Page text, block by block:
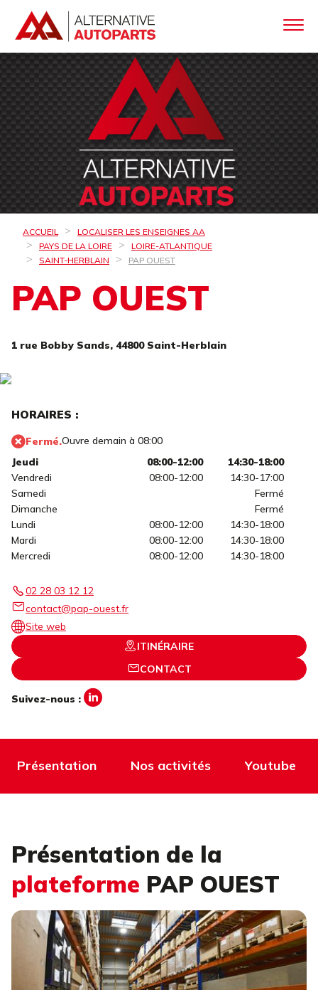
ACCUEIL
LOCALISER LES ENSEIGNES AA
PAYS DE LA LOIRE
LOIRE-ATLANTIQUE
SAINT-HERBLAIN
PAP OUEST
PAP OUEST
1 rue Bobby Sands, 44800 Saint-Herblain
HORAIRES :
Fermé.Ouvre demain à 08:00
Jeudi
08:00-12:00
14:30-18:00
Vendredi
08:00-12:00
14:30-17:00
Samedi
Fermé
Dimanche
Fermé
Lundi
08:00-12:00
14:30-18:00
Mardi
08:00-12:00
14:30-18:00
Mercredi
08:00-12:00 14:30-18:00
02 28 03 12 12
contact@pap-ouest.fr
Site web
ITINÉRAIRE
CONTACT
Suivez-nous :
Présentation Nos activités Youtube
Présentation de la
plateforme PAP OUEST